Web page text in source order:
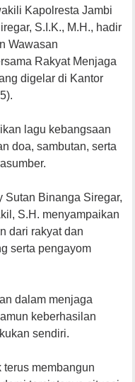
Kapolresta Jambi
S.I.K., M.H., hadir
Wawasan
Rakyat Menjaga
digelar di Kantor
lagu kebangsaan
doa, sambutan, serta
Sutan Binanga Siregar,
S.H. menyampaikan
dari rakyat dan
serta pengayom
dalam menjaga
keberhasilan
sendiri.
terus membangun